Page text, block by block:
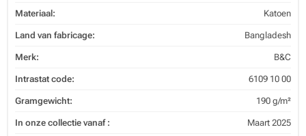
Materiaal: Katoen
Land van fabricage: Bangladesh
Merk: B&C
Intrastat code: 6109 10 00
Gramgewicht: 190 g/m²
In onze collectie vanaf : Maart 2025